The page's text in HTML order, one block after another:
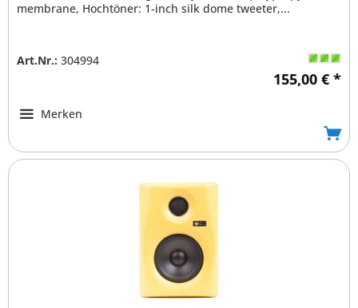
membrane, Hochtöner: 1-inch silk dome tweeter,...
Art.Nr.: 304994
155,00 € *
Merken